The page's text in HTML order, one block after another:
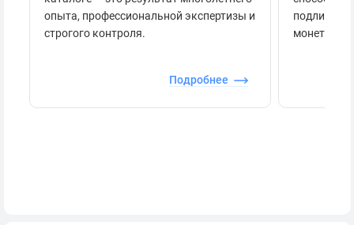
опыта, профессиональной экспертизы и
строгого контроля.
Подробнее
монеты.